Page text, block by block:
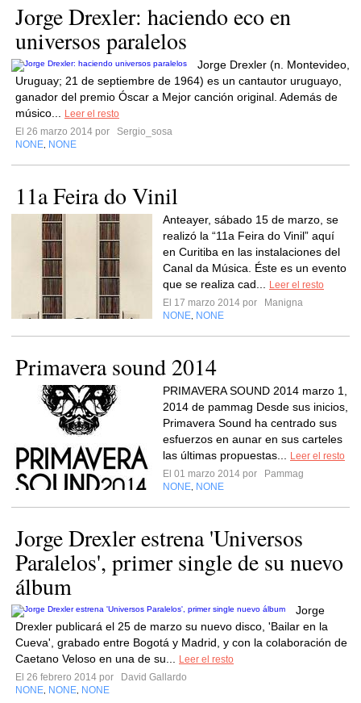
Jorge Drexler: haciendo eco en
universos paralelos
Jorge Drexler (n. Montevideo,
Uruguay; 21 de septiembre de 1964) es un cantautor uruguayo,
ganador del premio Óscar a Mejor canción original. Además de
músico...
Leer el resto
El 26 marzo 2014 por
Sergio_sosa
NONE NONE
11a Feira do Vinil
Anteayer, sábado 15 de marzo, se
realizó la “11a Feira do Vinil” aquí
en Curitiba en las instalaciones del
Canal da Música. Éste es un evento
que se realiza cad...
Leer el resto
El 17 marzo 2014 por
Manigna
NONE NONE
Primavera sound 2014
PRIMAVERA SOUND 2014 marzo 1,
2014 de pammag Desde sus inicios,
Primavera Sound ha centrado sus
esfuerzos en aunar en sus carteles
las últimas propuestas...
Leer el resto
El 01 marzo 2014 por
Pammag
NONE NONE
Jorge Drexler estrena 'Universos
Paralelos', primer single de su nuevo
álbum
Jorge
Drexler publicará el 25 de marzo su nuevo disco, 'Bailar en la
Cueva', grabado entre Bogotá y Madrid, y con la colaboración de
Caetano Veloso en una de su...
Leer el resto
El 26 febrero 2014 por
David Gallardo
NONE NONE NONE